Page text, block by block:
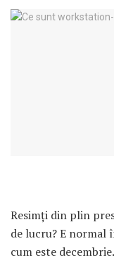
Resimți din plin
de lucru? E normal
cum este